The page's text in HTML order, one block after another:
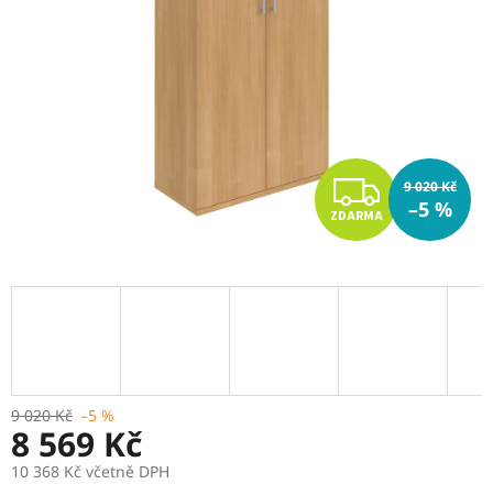
Z
D
A
ZDARMA
9 020 Kč
–5 %
9 020 Kč –5 %
8 569 Kč
10 368 Kč včetně DPH